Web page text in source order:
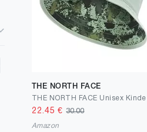
THE NORTH FACE
22.45 €30.00
Amazon